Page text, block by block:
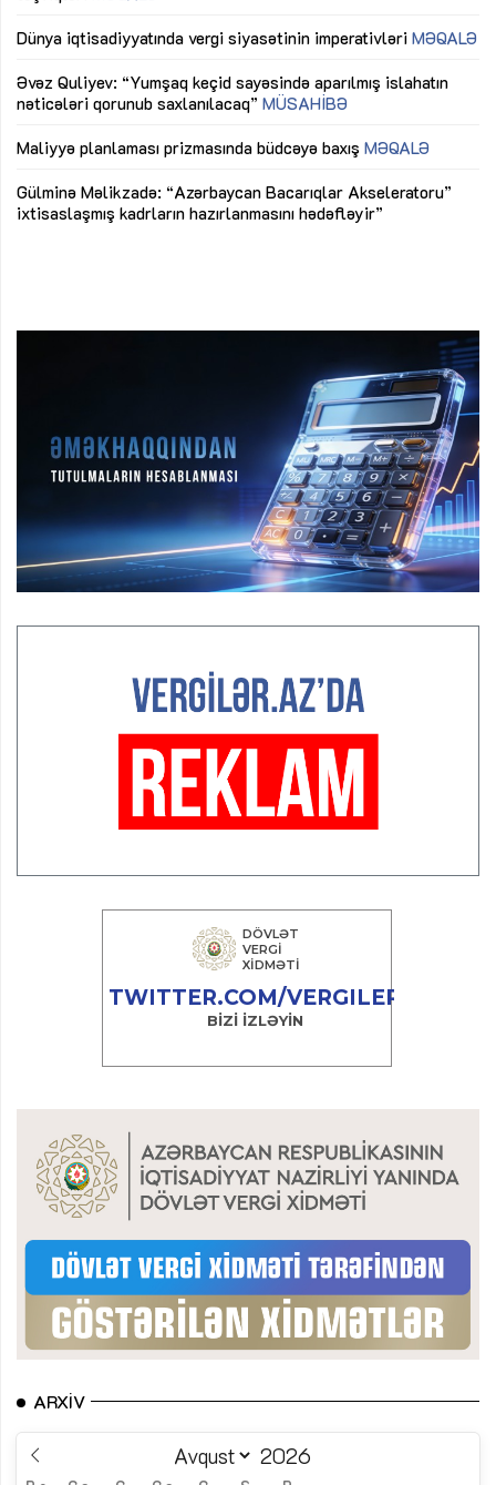
Dünya iqtisadiyyatında vergi siyasətinin imperativləri MƏQALƏ
Əvəz Quliyev: “Yumşaq keçid sayəsində aparılmış islahatın
nəticələri qorunub saxlanılacaq” MÜSAHİBƏ
Maliyyə planlaması prizmasında büdcəyə baxış MƏQALƏ
Gülminə Məlikzadə: “Azərbaycan Bacarıqlar Akseleratoru”
ixtisaslaşmış kadrların hazırlanmasını hədəfləyir”
ARXIV